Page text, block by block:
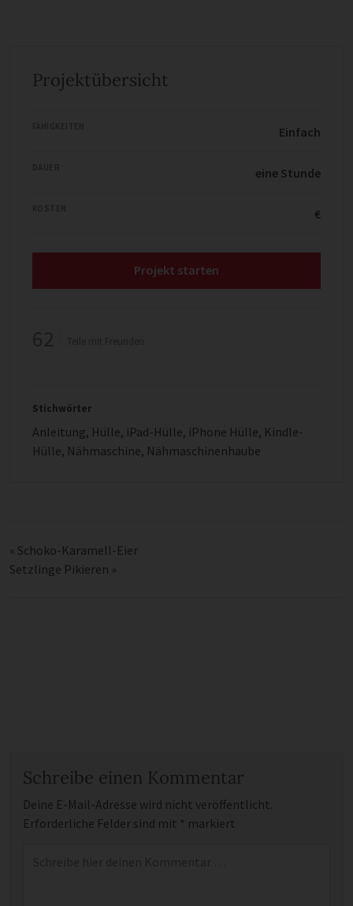
Projektübersicht
Einfach
eine Stunde
€
Projekt starten
Stichwörter
Anleitung, Hülle, iPad-Hülle, iPhone Hülle, Kindle-
Hülle, Nähmaschine, Nähmaschinenhaube
« Schoko-Karamell-Eier
Setzlinge Pikieren »
Schreibe einen Kommentar
Deine E-Mail-Adresse wird nicht veröffentlicht.
Erforderliche Felder sind mit * markiert